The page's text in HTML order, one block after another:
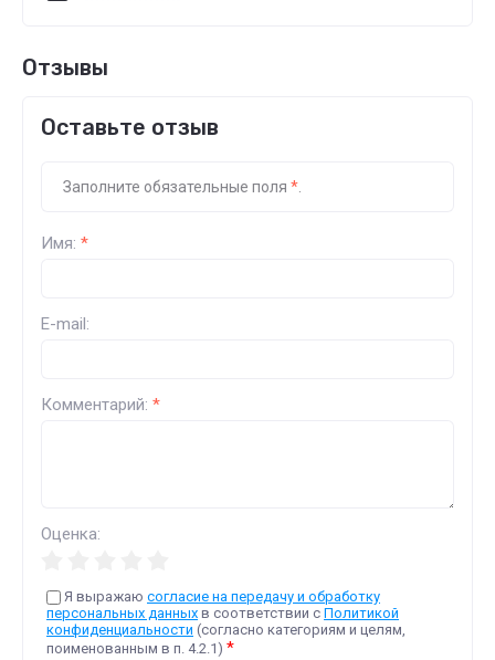
Отзывы
Оставьте отзыв
Заполните обязательные поля *
Имя: *
E-mail:
Комментарий: *
Оценка:
Я выражаю согласие на передачу и обработку
персональных данных в соответствии с Политикой
конфиденциальности (согласно категориям и целям,
поименованным в п. 4.2.1) *